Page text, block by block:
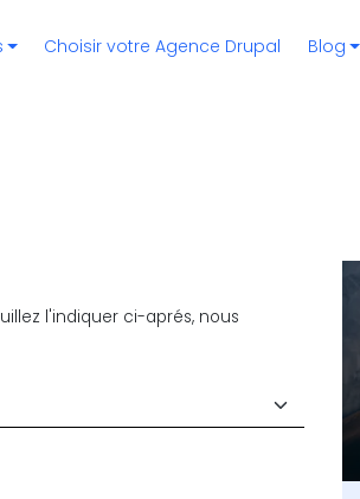
Choisir votre Agence Drupal Blog
l'indiquer ci-aprés, nous